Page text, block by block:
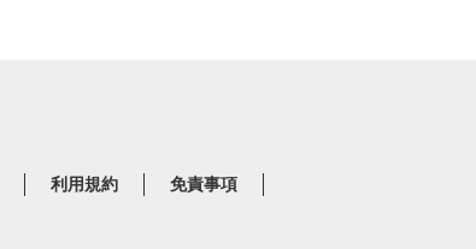
利用規約
免責事項